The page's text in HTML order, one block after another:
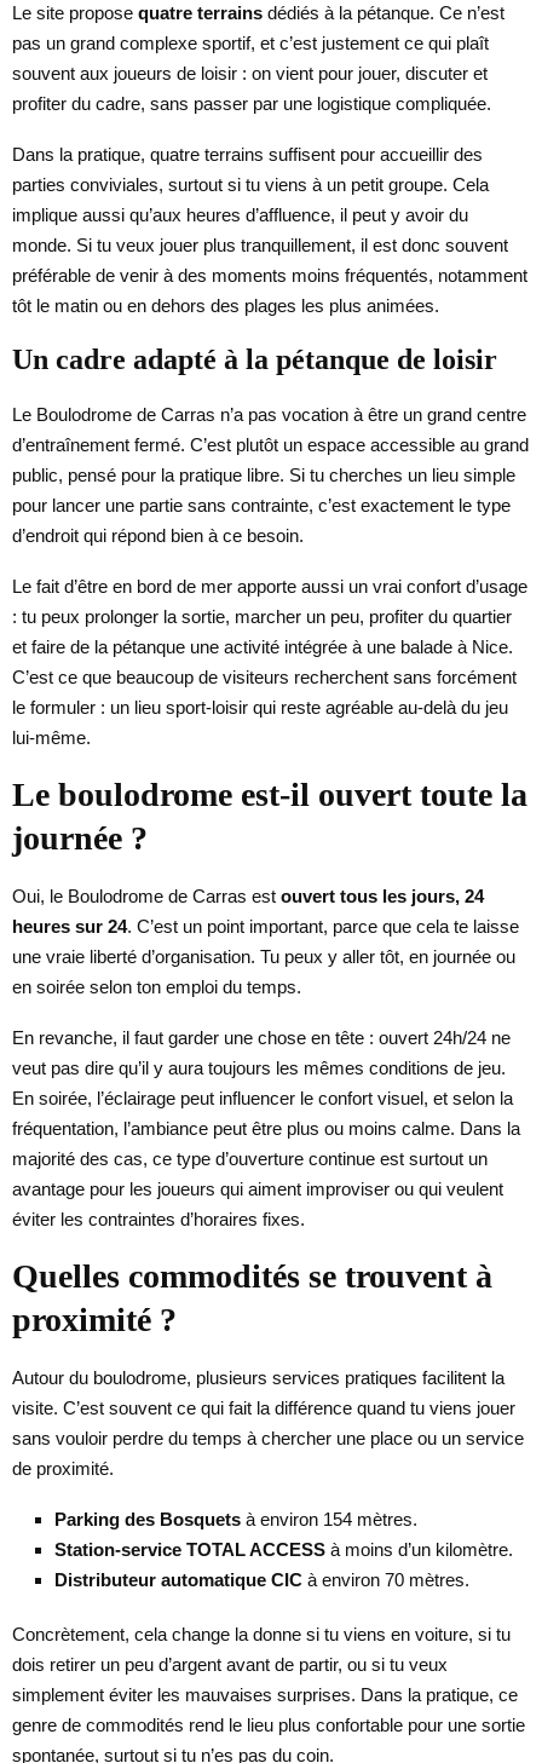
Le site propose quatre terrains dédiés à la pétanque. Ce n’est
pas un grand complexe sportif, et c’est justement ce qui plaît
souvent aux joueurs de loisir : on vient pour jouer, discuter et
profiter du cadre, sans passer par une logistique compliquée.
Dans la pratique, quatre terrains suffisent pour accueillir des
parties conviviales, surtout si tu viens à un petit groupe. Cela
implique aussi qu’aux heures d’affluence, il peut y avoir du
monde. Si tu veux jouer plus tranquillement, il est donc souvent
préférable de venir à des moments moins fréquentés, notamment
tôt le matin ou en dehors des plages les plus animées.
Un cadre adapté à la pétanque de loisir
Le Boulodrome de Carras n’a pas vocation à être un grand centre
d’entraînement fermé. C’est plutôt un espace accessible au grand
public, pensé pour la pratique libre. Si tu cherches un lieu simple
pour lancer une partie sans contrainte, c’est exactement le type
d’endroit qui répond bien à ce besoin.
Le fait d’être en bord de mer apporte aussi un vrai confort d’usage
: tu peux prolonger la sortie, marcher un peu, profiter du quartier
et faire de la pétanque une activité intégrée à une balade à Nice.
C’est ce que beaucoup de visiteurs recherchent sans forcément
le formuler : un lieu sport-loisir qui reste agréable au-delà du jeu
lui-même.
Le boulodrome est-il ouvert toute la
journée ?
Oui, le Boulodrome de Carras est ouvert tous les jours, 24
heures sur 24. C’est un point important, parce que cela te laisse
une vraie liberté d’organisation. Tu peux y aller tôt, en journée ou
en soirée selon ton emploi du temps.
En revanche, il faut garder une chose en tête : ouvert 24h/24 ne
veut pas dire qu’il y aura toujours les mêmes conditions de jeu.
En soirée, l’éclairage peut influencer le confort visuel, et selon la
fréquentation, l’ambiance peut être plus ou moins calme. Dans la
majorité des cas, ce type d’ouverture continue est surtout un
avantage pour les joueurs qui aiment improviser ou qui veulent
éviter les contraintes d’horaires fixes.
Quelles commodités se trouvent à
proximité ?
Autour du boulodrome, plusieurs services pratiques facilitent la
visite. C’est souvent ce qui fait la différence quand tu viens jouer
sans vouloir perdre du temps à chercher une place ou un service
de proximité.
Parking des Bosquets à environ 154 mètres.
Station-service TOTAL ACCESS à moins d’un kilomètre.
Distributeur automatique CIC à environ 70 mètres.
Concrètement, cela change la donne si tu viens en voiture, si tu
dois retirer un peu d’argent avant de partir, ou si tu veux
simplement éviter les mauvaises surprises. Dans la pratique, ce
genre de commodités rend le lieu plus confortable pour une sortie
spontanée, surtout si tu n’es pas du coin.